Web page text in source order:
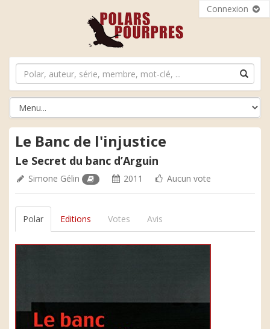
Connexion
Le Banc de l'injustice
Le Secret du banc d’Arguin
Simone Gélin 2011 Aucun vote
Polar Editions Votes Avis